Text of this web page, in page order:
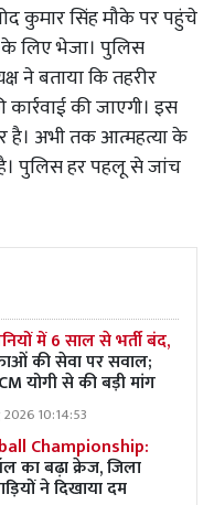
कुमार सिंह मौके पर पहुंचे
लिए भेजा। पुलिस
ने बताया कि तहरीर
की जाएगी। इस
है। अभी तक आत्महत्या के
पुलिस हर पहलू से जांच
में 6 साल से भर्ती बंद,
की सेवा पर सवाल;
योगी से की बड़ी मांग
10:14:53
Championship:
बढ़ा क्रेज, जिला
ने दिखाया दम